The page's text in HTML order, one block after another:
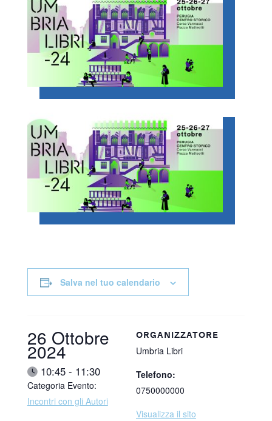
Salva nel tuo calendario
Data:
26 Ottobre
2024
Ora:10:45 - 11:30
Categoria Evento:
Incontri con gli Autori
ORGANIZZATORE
Umbria Libri
Telefono:
0750000000
Visualizza il sito